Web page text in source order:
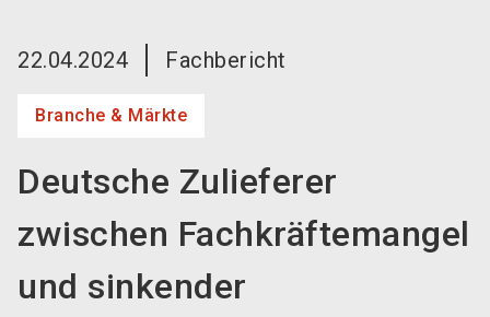
22.04.2024 Fachbericht
Branche & Märkte
Deutsche Zulieferer
zwischen Fachkräftemangel
und sinkender